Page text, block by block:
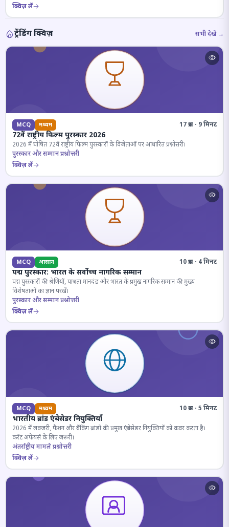
क्विज़ लें
ट्रेंडिंग क्विज़ सभी देखें →
MCQ मध्यम 17 प्रश्न · 9 मिनट
72वें राष्ट्रीय फिल्म पुरस्कार 2026
2026 में घोषित 72वें राष्ट्रीय फिल्म पुरस्कारों के विजेताओं पर आधारित प्रश्नोत्तरी।
पुरस्कार और सम्मान प्रश्नोत्तरी
क्विज़ लें
MCQ आसान 10 प्रश्न · 4 मिनट
पद्म पुरस्कार: भारत के सर्वोच्च नागरिक सम्मान
पद्म पुरस्कारों की श्रेणियों, पात्रता मानदंड और भारत के प्रमुख नागरिक सम्मान की मुख्य
विशेषताओं का ज्ञान परखें।
पुरस्कार और सम्मान प्रश्नोत्तरी
क्विज़ लें
MCQ मध्यम 10 प्रश्न · 5 मिनट
भारतीय ब्रांड एंबेसेडर नियुक्तियाँ
2026 में लक्जरी, फैशन और बैंकिंग ब्रांडों की प्रमुख एंबेसेडर नियुक्तियों को कवर करता है।
करेंट अफेयर्स के लिए जरूरी।
अंतर्राष्ट्रीय मामले प्रश्नोत्तरी
क्विज़ लें